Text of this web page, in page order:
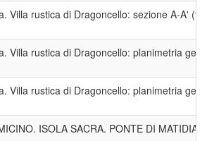
Villa rustica di Dragoncello: sezione A-A'
Villa rustica di Dragoncello: planimetria
Villa rustica di Dragoncello: planimetria
ISOLA SACRA. PONTE DI